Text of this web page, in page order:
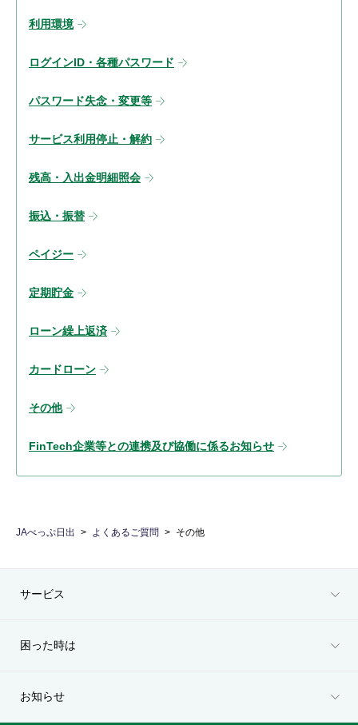
利用環境
ログインID・各種パスワード
パスワード失念・変更等
サービス利用停止・解約
残高・入出金明細照会
振込・振替
ペイジー
定期貯金
ローン繰上返済
カードローン
その他
FinTech企業等との連携及び協働に係るお知らせ
JAべっぷ日出 よくあるご質問 その他
サービス
困った時は
お知らせ